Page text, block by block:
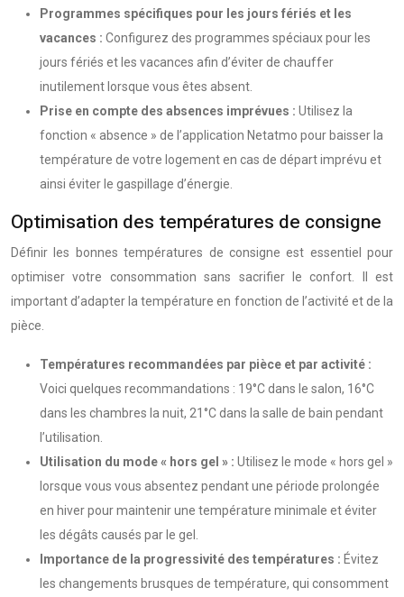
Programmes spécifiques pour les jours fériés et les
vacances : Configurez des programmes spéciaux pour les
jours fériés et les vacances afin d’éviter de chauffer
inutilement lorsque vous êtes absent.
Prise en compte des absences imprévues : Utilisez la
fonction « absence » de l’application Netatmo pour baisser la
température de votre logement en cas de départ imprévu et
ainsi éviter le gaspillage d’énergie.
Optimisation des températures de consigne
Définir les bonnes températures de consigne est essentiel pour
optimiser votre consommation sans sacrifier le confort. Il est
important d’adapter la température en fonction de l’activité et de la
pièce.
Températures recommandées par pièce et par activité :
Voici quelques recommandations : 19°C dans le salon, 16°C
dans les chambres la nuit, 21°C dans la salle de bain pendant
l’utilisation.
Utilisation du mode « hors gel » : Utilisez le mode « hors gel »
lorsque vous vous absentez pendant une période prolongée
en hiver pour maintenir une température minimale et éviter
les dégâts causés par le gel.
Importance de la progressivité des températures : Évitez
les changements brusques de température, qui consomment